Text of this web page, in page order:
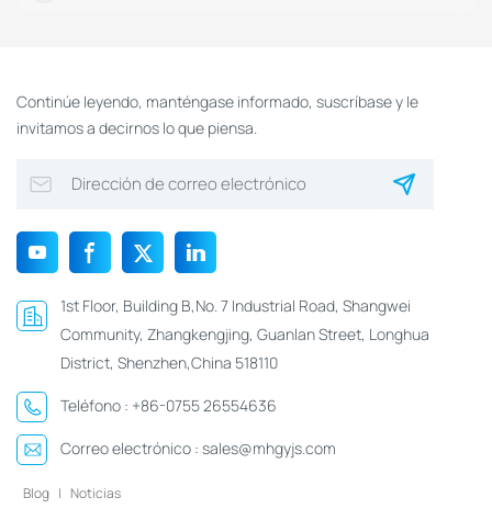
Continúe leyendo, manténgase informado, suscríbase y le
invitamos a decirnos lo que piensa.
1st Floor, Building B,No. 7 Industrial Road, Shangwei
Community, Zhangkengjing, Guanlan Street, Longhua
District, Shenzhen,China 518110
Teléfono : +86-0755 26554636
Correo electrónico : sales@mhgyjs.com
Blog | Noticias